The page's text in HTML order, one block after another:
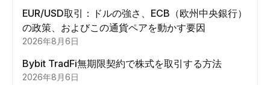
EUR/USD取引：ドルの強さ、ECB（欧州中央銀行）
の政策、およびこの通貨ペアを動かす要因
2026年8月6日
Bybit TradFi無期限契約で株式を取引する方法
2026年8月6日